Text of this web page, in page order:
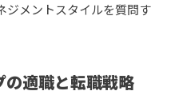
ジメントスタイルを質問す
適職と転職戦略